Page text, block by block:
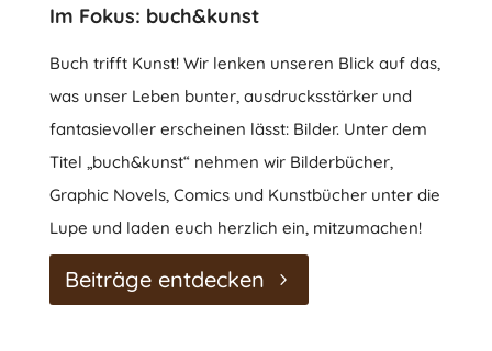
Im Fokus: buch&kunst
Buch trifft Kunst! Wir lenken unseren Blick auf das,
was unser Leben bunter, ausdrucksstärker und
fantasievoller erscheinen lässt: Bilder. Unter dem
Titel „buch&kunst“ nehmen wir Bilderbücher,
Graphic Novels, Comics und Kunstbücher unter die
Lupe und laden euch herzlich ein, mitzumachen!
Beiträge entdecken